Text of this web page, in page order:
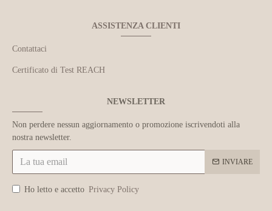
ASSISTENZA CLIENTI
Contattaci
Certificato di Test REACH
NEWSLETTER
Non perdere nessun aggiornamento o promozione iscrivendoti alla
nostra newsletter.
INVIARE
Ho letto e accetto Privacy Policy